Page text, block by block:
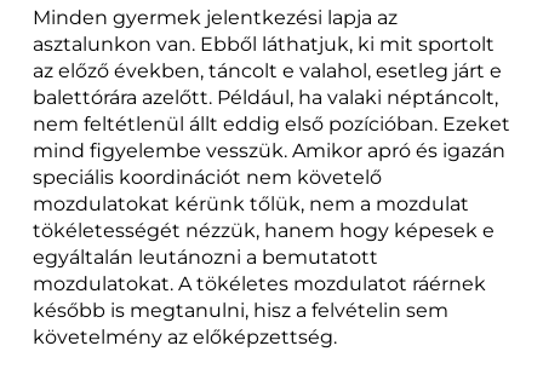
Minden gyermek jelentkezési lapja az
asztalunkon van. Ebből láthatjuk, ki mit sportolt
az előző években, táncolt e valahol, esetleg járt e
balettórára azelőtt. Például, ha valaki néptáncolt,
nem feltétlenül állt eddig első pozícióban. Ezeket
mind figyelembe vesszük. Amikor apró és igazán
speciális koordinációt nem követelő
mozdulatokat kérünk tőlük, nem a mozdulat
tökéletességét nézzük, hanem hogy képesek e
egyáltalán leutánozni a bemutatott
mozdulatokat. A tökéletes mozdulatot ráérnek
később is megtanulni, hisz a felvételin sem
követelmény az előképzettség.